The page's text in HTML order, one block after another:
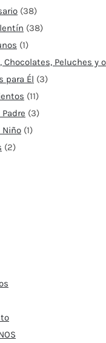
(38)
(38)
(1)
Chocolates, Peluches y
para Él (3)
(11)
(3)
Niño (1)
(2)